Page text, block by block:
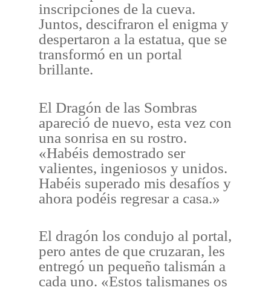
inscripciones de la cueva.
Juntos, descifraron el enigma y
despertaron a la estatua, que se
transformó en un portal
brillante.
El Dragón de las Sombras
apareció de nuevo, esta vez con
una sonrisa en su rostro.
«Habéis demostrado ser
valientes, ingeniosos y unidos.
Habéis superado mis desafíos y
ahora podéis regresar a casa.»
El dragón los condujo al portal,
pero antes de que cruzaran, les
entregó un pequeño talismán a
cada uno. «Estos talismanes os